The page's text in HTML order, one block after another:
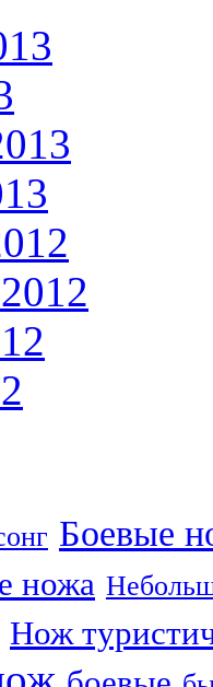
Боевые
ножа
Нож